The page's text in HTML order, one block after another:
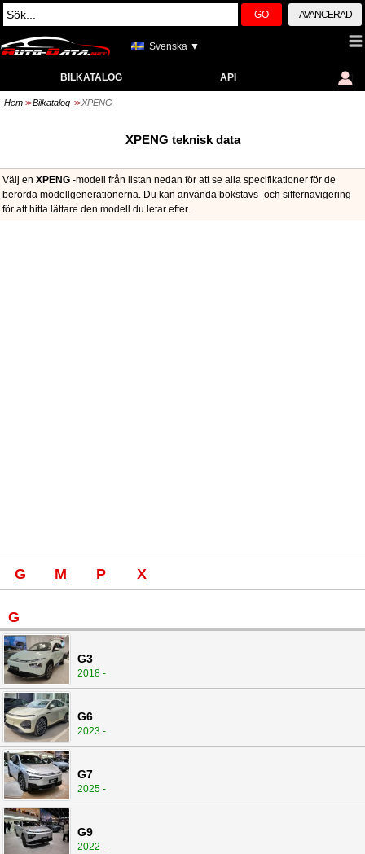
GO AVANCERAD
Svenska ▼
BILKATALOG API
Hem >> Bilkatalog >> XPENG
XPENG teknisk data
Välj en XPENG -modell från listan nedan för att se alla specifikationer för de
berörda modellgenerationerna. Du kan använda bokstavs- och siffernavigering
för att hitta lättare den modell du letar efter.
G M P X
G
G3
2018 -
G6
2023 -
G7
2025 -
G9
2022 -